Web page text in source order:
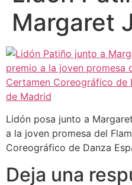
Margaret
Lidón posa junto a
a la joven promesa del
Coreográfico de Danza
Deja una